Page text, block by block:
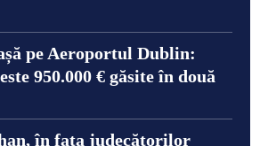
pe Aeroportul Dublin:
950.000 € găsite în două
în fața judecătorilor